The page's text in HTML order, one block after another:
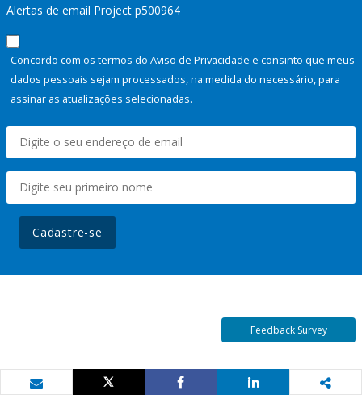
Alertas de email Project p500964
Concordo com os termos do Aviso de Privacidade e consinto que meus
dados pessoais sejam processados, na medida do necessário, para
assinar as atualizações selecionadas.
Cadastre-se
Feedback Survey